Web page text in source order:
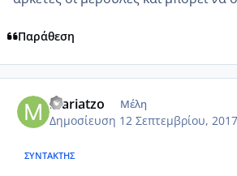
Παράθεση
mariatzo Μέλη
Δημοσίευση 12 Σεπτεμβρίου, 2017
ΣΥΝΤΆΚΤΗΣ